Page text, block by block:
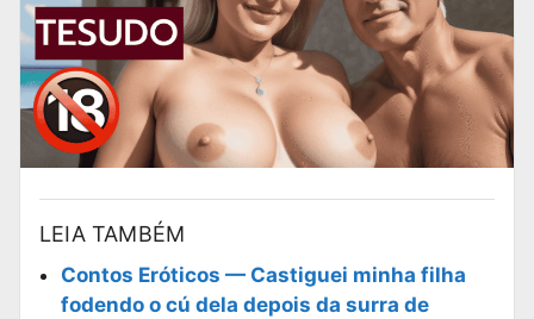
LEIA TAMBÉM
Contos Eróticos — Castiguei minha filha
fodendo o cú dela depois da surra de